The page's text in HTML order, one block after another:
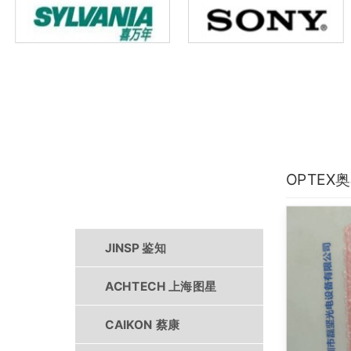
OPTEX
JINSP 鉴知
ACHTECH 上海图星
CAIKON 蔡康